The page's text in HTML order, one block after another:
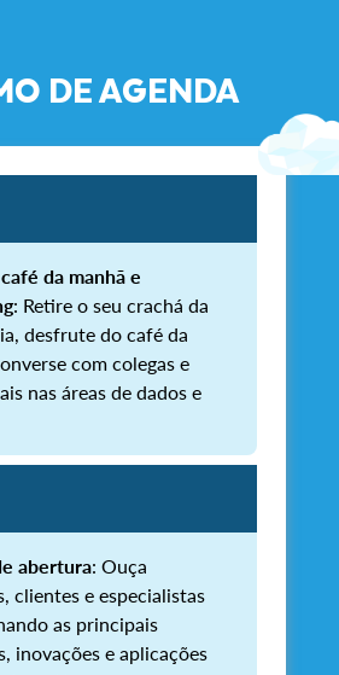
DE AGENDA
da manhã e
: Retire o seu crachá da
desfrute do café da
com colegas e
nas áreas de dados e
abertura: Ouça
clientes e especialistas
as principais
inovações e aplicações